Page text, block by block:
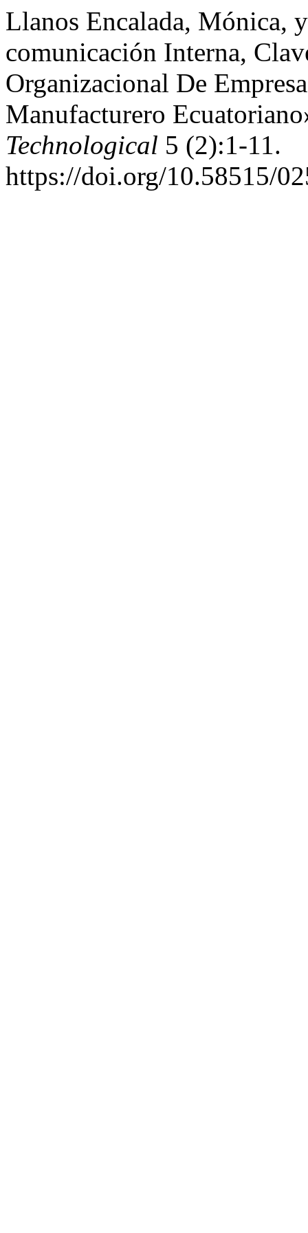
Llanos Encalada, Mónica,
comunicación Interna,
Organizacional De
Manufacturero
Technological 5 (2):1-11.
https://doi.org/10.58515/